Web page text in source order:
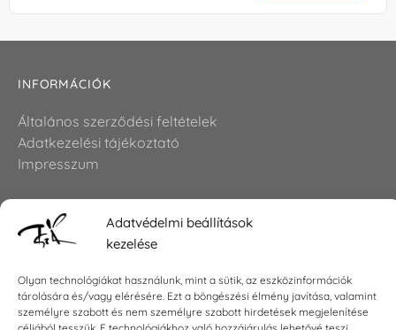
Adatvédelmi beállítások
kezelése
Olyan technológiákat használunk, mint a sütik, az eszközinformációk
tárolására és/vagy elérésére. Ezt a böngészési élmény javítása, valamint
személyre szabott és nem személyre szabott hirdetések megjelenítése
INFORMÁCIÓK
Általános szerződési feltételek
Adatkezelési tájékoztató
Impresszum
KAPCSOLAT
Telefon: +36 30 6767872